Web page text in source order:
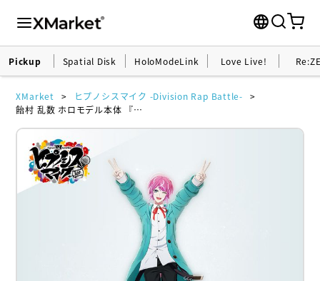
Pickup Spatial Disk HoloModeLink Love Live!
XMarket
ヒプノシスマイク -Division Rap Battle-
飴村 乱数 ホロモデル本体 『ヒプノシスマイク -Division Rap Battle-』シリアルカード